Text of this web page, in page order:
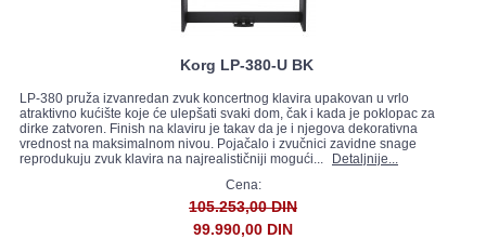
Korg LP-380-U BK
LP-380 pruža izvanredan zvuk koncertnog klavira upakovan u vrlo
atraktivno kućište koje će ulepšati svaki dom, čak i kada je poklopac za
dirke zatvoren. Finish na klaviru je takav da je i njegova dekorativna
vrednost na maksimalnom nivou. Pojačalo i zvučnici zavidne snage
reprodukuju zvuk klavira na najrealističniji mogući...
Detaljnije...
Cena:
105.253,00 DIN
99.990,00 DIN